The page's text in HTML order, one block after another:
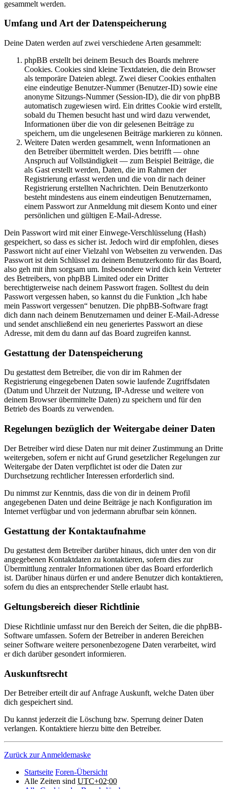
gesammelt werden.
Umfang und Art der Datenspeicherung
Deine Daten werden auf zwei verschiedene Arten gesammelt:
phpBB erstellt bei deinem Besuch des Boards mehrere
Cookies. Cookies sind kleine Textdateien, die dein Browser
als temporäre Dateien ablegt. Zwei dieser Cookies enthalten
eine eindeutige Benutzer-Nummer (Benutzer-ID) sowie eine
anonyme Sitzungs-Nummer (Session-ID), die dir von phpBB
automatisch zugewiesen wird. Ein drittes Cookie wird erstellt,
sobald du Themen besucht hast und wird dazu verwendet,
Informationen über die von dir gelesenen Beiträge zu
speichern, um die ungelesenen Beiträge markieren zu können.
Weitere Daten werden gesammelt, wenn Informationen an
den Betreiber übermittelt werden. Dies betrifft — ohne
Anspruch auf Vollständigkeit — zum Beispiel Beiträge, die
als Gast erstellt werden, Daten, die im Rahmen der
Registrierung erfasst werden und die von dir nach deiner
Registrierung erstellten Nachrichten. Dein Benutzerkonto
besteht mindestens aus einem eindeutigen Benutzernamen,
einem Passwort zur Anmeldung mit diesem Konto und einer
persönlichen und gültigen E-Mail-Adresse.
Dein Passwort wird mit einer Einwege-Verschlüsselung (Hash)
gespeichert, so dass es sicher ist. Jedoch wird dir empfohlen, dieses
Passwort nicht auf einer Vielzahl von Webseiten zu verwenden. Das
Passwort ist dein Schlüssel zu deinem Benutzerkonto für das Board,
also geh mit ihm sorgsam um. Insbesondere wird dich kein Vertreter
des Betreibers, von phpBB Limited oder ein Dritter
berechtigterweise nach deinem Passwort fragen. Solltest du dein
Passwort vergessen haben, so kannst du die Funktion „Ich habe
mein Passwort vergessen“ benutzen. Die phpBB-Software fragt
dich dann nach deinem Benutzernamen und deiner E-Mail-Adresse
und sendet anschließend ein neu generiertes Passwort an diese
Adresse, mit dem du dann auf das Board zugreifen kannst.
Gestattung der Datenspeicherung
Du gestattest dem Betreiber, die von dir im Rahmen der
Registrierung eingegebenen Daten sowie laufende Zugriffsdaten
(Datum und Uhrzeit der Nutzung, IP-Adresse und weitere von
deinem Browser übermittelte Daten) zu speichern und für den
Betrieb des Boards zu verwenden.
Regelungen bezüglich der Weitergabe deiner Daten
Der Betreiber wird diese Daten nur mit deiner Zustimmung an Dritte
weitergeben, sofern er nicht auf Grund gesetzlicher Regelungen zur
Weitergabe der Daten verpflichtet ist oder die Daten zur
Durchsetzung rechtlicher Interessen erforderlich sind.
Du nimmst zur Kenntnis, dass die von dir in deinem Profil
angegebenen Daten und deine Beiträge je nach Konfiguration im
Internet verfügbar und von jedermann abrufbar sein können.
Gestattung der Kontaktaufnahme
Du gestattest dem Betreiber darüber hinaus, dich unter den von dir
angegebenen Kontaktdaten zu kontaktieren, sofern dies zur
Übermittlung zentraler Informationen über das Board erforderlich
ist. Darüber hinaus dürfen er und andere Benutzer dich kontaktieren,
sofern du dies an entsprechender Stelle erlaubt hast.
Geltungsbereich dieser Richtlinie
Diese Richtlinie umfasst nur den Bereich der Seiten, die die phpBB-
Software umfassen. Sofern der Betreiber in anderen Bereichen
seiner Software weitere personenbezogene Daten verarbeitet, wird
er dich darüber gesondert informieren.
Auskunftsrecht
Der Betreiber erteilt dir auf Anfrage Auskunft, welche Daten über
dich gespeichert sind.
Du kannst jederzeit die Löschung bzw. Sperrung deiner Daten
verlangen. Kontaktiere hierzu bitte den Betreiber.
Zurück zur Anmeldemaske
Startseite Foren-Übersicht
Alle Zeiten sind UTC+02:00